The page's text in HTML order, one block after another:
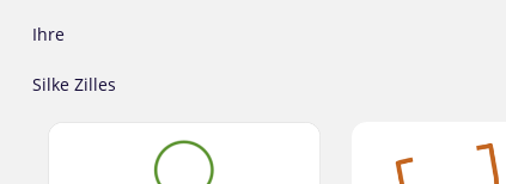
Ihre
Silke Zilles